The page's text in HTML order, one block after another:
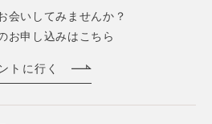
会いしてみませんか？
お申し込みはこちら
トに行く